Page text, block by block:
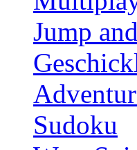
Jump
Sudoku